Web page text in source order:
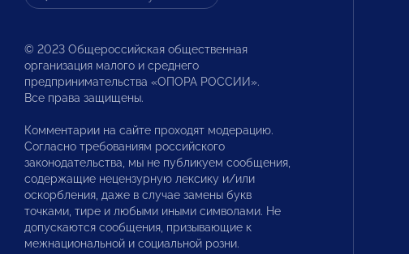
© 2023 Общероссийская общественная
организация малого и среднего
предпринимательства «ОПОРА РОССИИ».
Все права защищены.
Комментарии на сайте проходят модерацию.
Согласно требованиям российского
законодательства, мы не публикуем сообщения,
содержащие нецензурную лексику и/или
оскорбления, даже в случае замены букв
точками, тире и любыми иными символами. Не
допускаются сообщения, призывающие к
межнациональной и социальной розни.